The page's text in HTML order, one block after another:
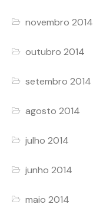
novembro 2014
outubro 2014
setembro 2014
agosto 2014
julho 2014
junho 2014
maio 2014